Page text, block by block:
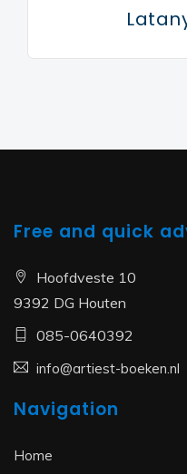
Free and quick
Hoofdveste 10
9392 DG Houten
085-0640392
info@artiest-boeken.nl
Navigation
Home